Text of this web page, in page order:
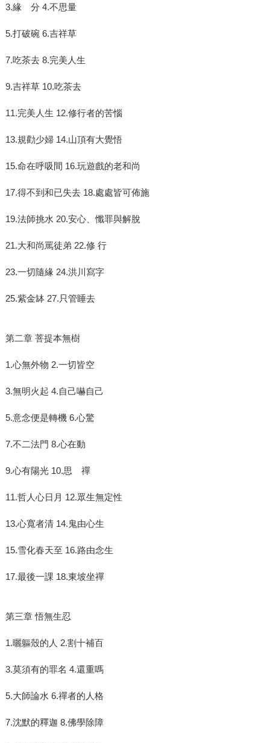
3.緣 分 4.不思量
5.打破碗 6.吉祥草
7.吃茶去 8.完美人生
9.吉祥草 10.吃茶去
11.完美人生 12.修行者的苦惱
13.規勸少婦 14.山頂有大覺悟
15.命在呼吸間 16.玩遊戲的老和尚
17.得不到和已失去 18.處處皆可佈施
19.法師挑水 20.安心、懺罪與解脫
21.大和尚罵徒弟 22.修 行
23.一切隨緣 24.洪川寫字
25.紫金缽 27.只管睡去
第二章 菩提本無樹
1.心無外物 2.一切皆空
3.無明火起 4.自己嚇自己
5.意念便是轉機 6.心驚
7.不二法門 8.心在動
9.心有陽光 10.思 禪
11.哲人心日月 12.眾生無定性
13.心寬者清 14.鬼由心生
15.雪化春天至 16.路由念生
17.最後一課 18.東坡坐禪
第三章 悟無生忍
1.曬軀殼的人 2.割十補百
3.莫須有的罪名 4.還重嗎
5.大師論水 6.禪者的人格
7.沈默的釋迦 8.佛學除障